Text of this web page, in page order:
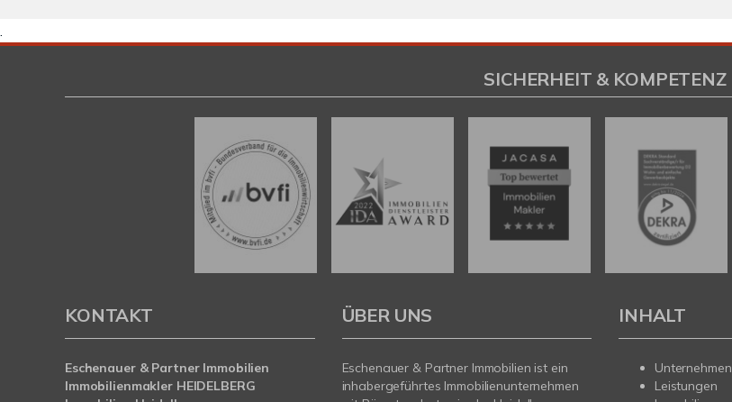
.
SICHERHEIT & KOMPETENZ
KONTAKT
Eschenauer & Partner Immobilien
Immobilienmakler HEIDELBERG
ÜBER UNS
Eschenauer & Partner Immobilien ist ein
inhabergeführtes Immobilienunternehmen
INHALT
Unternehmen
Leistungen